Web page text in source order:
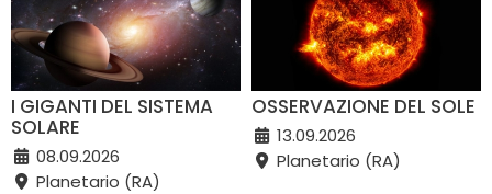
I GIGANTI DEL SISTEMA
SOLARE
08.09.2026
Planetario (RA)
OSSERVAZIONE DEL SOLE
13.09.2026
Planetario (RA)